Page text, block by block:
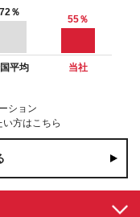
72％
55％
平均 当社
ション
方はこちら